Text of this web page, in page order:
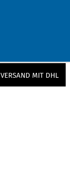
VERSAND MIT DHL